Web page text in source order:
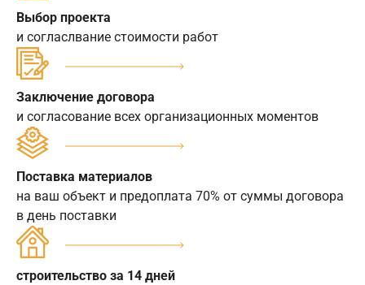
Выбор проекта
и согласлвание стоимости работ
Заключение договора
и согласование всех организационных моментов
Поставка материалов
на ваш объект и предоплата 70% от суммы договора
в день поставки
строительство за 14 дней